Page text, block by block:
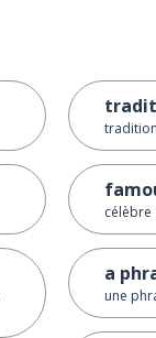
célèbre
a
une